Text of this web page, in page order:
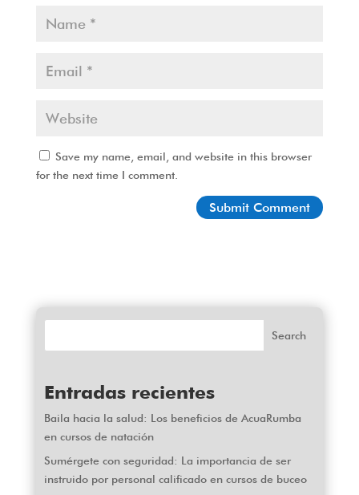
Save my name, email, and website in this browser
for the next time I comment.
Submit Comment
Search
Entradas recientes
Baila hacia la salud: Los beneficios de AcuaRumba
en cursos de natación
Sumérgete con seguridad: La importancia de ser
instruido por personal calificado en cursos de buceo